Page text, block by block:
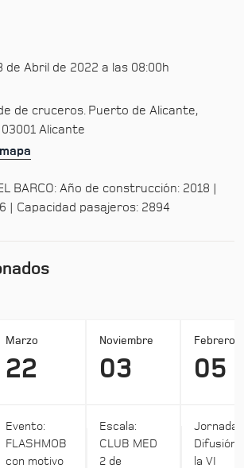
de Abril de 2022 a las 08:00h
de cruceros. Puerto de Alicante,
03001 Alicante
BARCO: Año de construcción: 2018 |
| Capacidad pasajeros: 2894
Marzo
22
Evento:
FLASHMOB
con motivo
Noviembre
03
Escala:
CLUB MED
2 de
Febrero
05
Jornada:
Difusión
la VI